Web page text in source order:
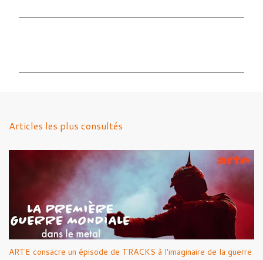
a
s
Articles les plus consultés
ARTE consacre un épisode de TRACKS à l'imaginaire de la guerre